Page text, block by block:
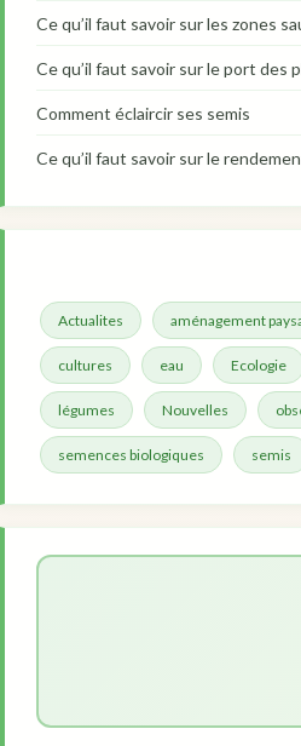
Ce qu’il faut savoir sur les zones
Ce qu’il faut savoir sur le port des
Comment éclaircir ses semis
Ce qu’il faut savoir sur le
Actualites aménagement
cultures eau Ecologie
légumes Nouvelles
semences biologiques semis